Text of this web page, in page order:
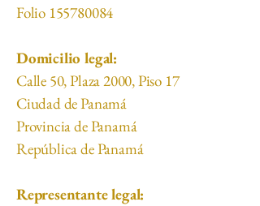
Folio 155780084
Domicilio legal:
Calle 50, Plaza 2000, Piso 17
Ciudad de Panamá
Provincia de Panamá
República de Panamá
Representante legal: